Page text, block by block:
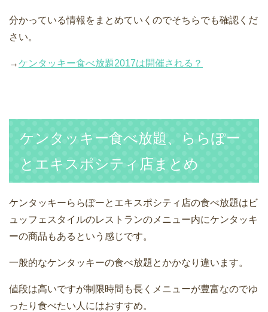
分かっている情報をまとめていくのでそちらでも確認くだ
さい。
→ケンタッキー食べ放題2017は開催される？
ケンタッキー食べ放題、ららぽー
とエキスポシティ店まとめ
ケンタッキーららぽーとエキスポシティ店の食べ放題はビ
ュッフェスタイルのレストランのメニュー内にケンタッキ
ーの商品もあるという感じです。
一般的なケンタッキーの食べ放題とかかなり違います。
値段は高いですが制限時間も長くメニューが豊富なのでゆ
ったり食べたい人にはおすすめ。